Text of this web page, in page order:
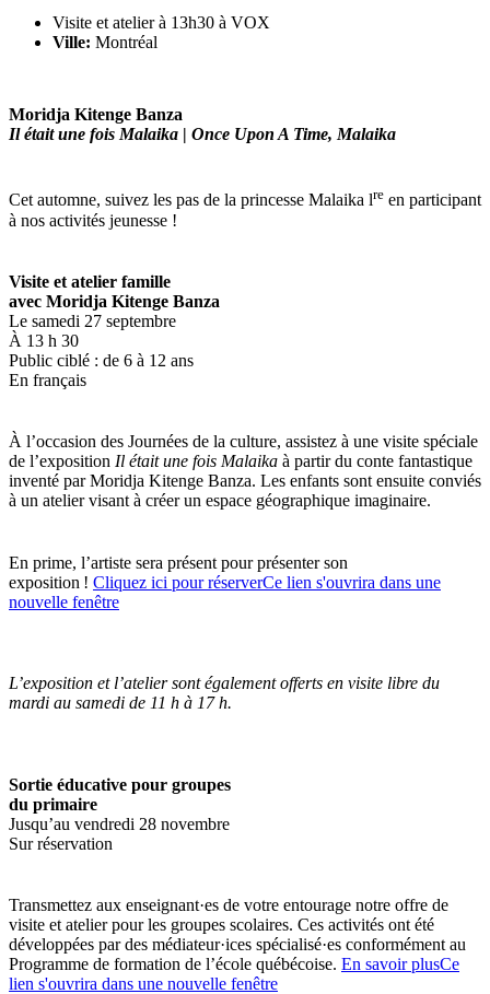
Visite et atelier à 13h30 à VOX
Ville: Montréal
Moridja Kitenge Banza
Il était une fois Malaika | Once Upon A Time, Malaika
Cet automne, suivez les pas de la princesse Malaika lre en participant
à nos activités jeunesse !
Visite et atelier famille
avec Moridja Kitenge Banza
Le samedi 27 septembre
À 13 h 30
Public ciblé : de 6 à 12 ans
En français
À l’occasion des Journées de la culture, assistez à une visite spéciale
de l’exposition Il était une fois Malaika à partir du conte fantastique
inventé par Moridja Kitenge Banza. Les enfants sont ensuite conviés
à un atelier visant à créer un espace géographique imaginaire.
En prime, l’artiste sera présent pour présenter son
exposition ! Cliquez ici pour réserverCe lien s'ouvrira dans une
nouvelle fenêtre
L’exposition et l’atelier sont également offerts en visite libre du
mardi au samedi de 11 h à 17 h.
Sortie éducative pour groupes
du primaire
Jusqu’au vendredi 28 novembre
Sur réservation
Transmettez aux enseignant·es de votre entourage notre offre de
visite et atelier pour les groupes scolaires. Ces activités ont été
développées par des médiateur·ices spécialisé·es conformément au
Programme de formation de l’école québécoise. En savoir plusCe
lien s'ouvrira dans une nouvelle fenêtre